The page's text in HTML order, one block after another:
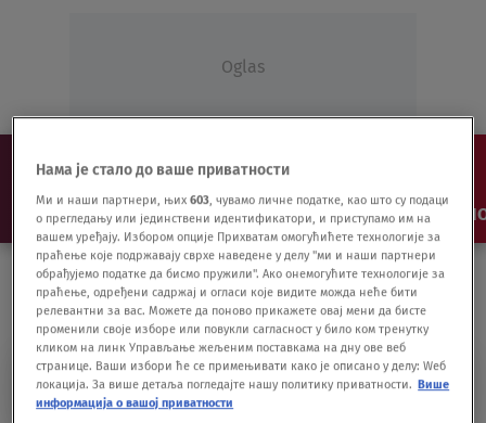
Oglas
NAJNOVIJE VESTI SHOW SPORT VIDEO
JUŽNA KLOREJA
Нама је стало до ваше приватности
Ми и наши партнери, њих603, чувамо личне податке, као што су подаци
о прегледању или јединствени идентификатори, и приступамо им на
вашем уређају. Избором опције Прихватам омогућићете технологије за
праћење које подржавају сврхе наведене у делу "ми и наши партнери
обрађујемо податке да бисмо пружили". Ако онемогућите технологије за
праћење, одређени садржај и огласи које видите можда неће бити
релевантни за вас. Можете да поново прикажете овај мени да бисте
променили своје изборе или повукли сагласност у било ком тренутку
кликом на линк Управљање жељеним поставкама на дну ове веб
странице. Ваши избори ће се примењивати како је описано у делу: Wеб
локација. За више детаља погледајте нашу политику приватности. Више
информација о вашој приватности